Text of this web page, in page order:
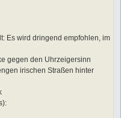
Es wird dringend empfohlen, im
gegen den Uhrzeigersinn
irischen Straßen hinter